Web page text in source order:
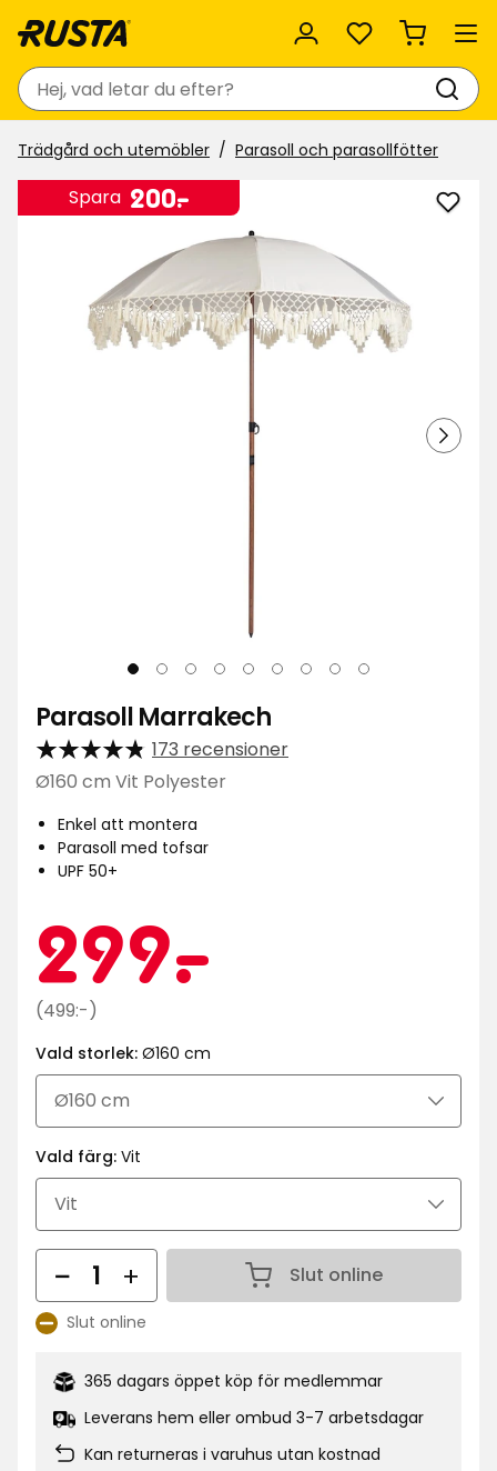
Favoriter
Sök
Trädgård och utemöbler Parasoll och parasollfötter
Spara Pris
200-
.200
kr
Lägg
Parasoll Marrakech
173 recensioner
Ø160 cm Vit Polyester
Enkel att montera
Parasoll med tofsar
UPF 50+
299-
.
Ordinarie
499
(499:-)
Vald storlek: Ø160 cm
Vald färg: Vit
Antal Slut online
Antal 1
Lagersaldo:
Slut online
365 dagars öppet köp för medlemmar
Leverans hem eller ombud 3-7 arbetsdagar
Kan returneras i varuhus utan kostnad